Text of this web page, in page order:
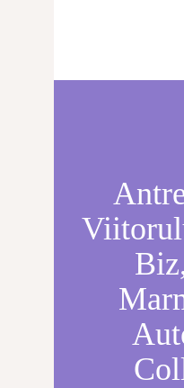
BUCHETE
ATELIERE CREAȚIE
NUNTĂ
CONSULTANȚĂ &
BOTEZ
BUCHETE